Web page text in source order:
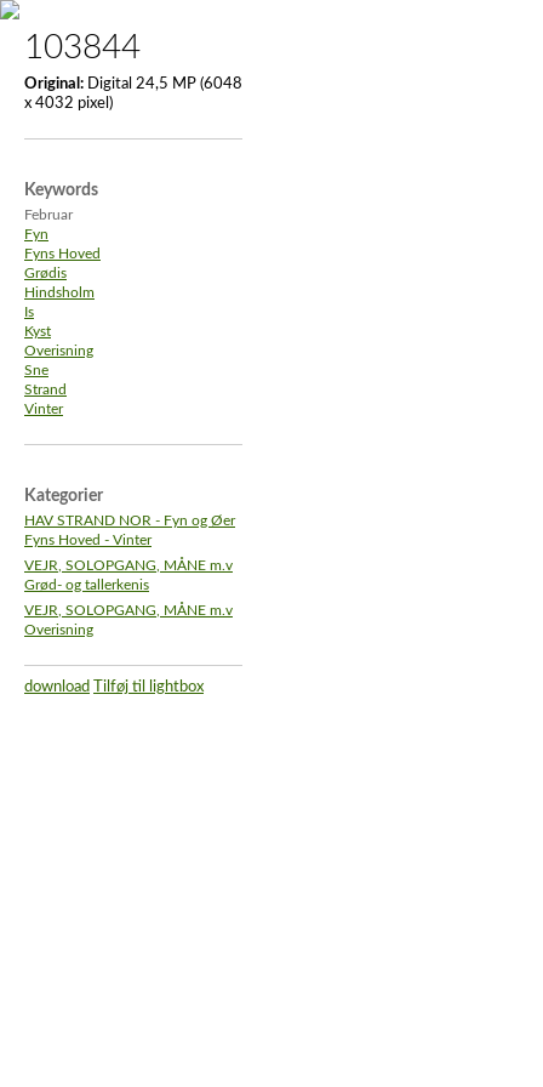
103844
Original: Digital 24,5 MP (6048
x 4032 pixel)
Keywords
Februar
Fyn
Fyns Hoved
Grødis
Hindsholm
Is
Kyst
Overisning
Sne
Strand
Vinter
Kategorier
HAV STRAND NOR - Fyn og Øer
Fyns Hoved - Vinter
VEJR, SOLOPGANG, MÅNE m.v
Grød- og tallerkenis
VEJR, SOLOPGANG, MÅNE m.v
Overisning
download Tilføj til lightbox